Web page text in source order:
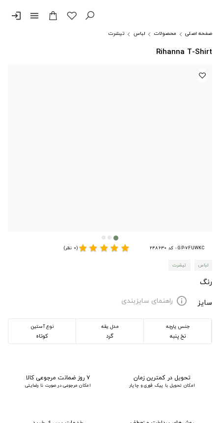
menu
login
صفحه اصلی محصولات لباس تیشرت
Rihanna T-Shirt
GP-7FUWKC - کد 248630 star
star
star
star
star(0 نظر)
لباس تیشرت
رنگ
سایز
info راهنمای سایزبندی
جنس پارچه
نخ پنبه
مدل یقه
گرد
نوع آستین
کوتاه
تحویل در کمترین زمان
امکان تحویل با پیک فوری و چاپار
۷ روز ضمانت مرجوعی کالا
امکان مرجوعی در صورت نا رضایتی